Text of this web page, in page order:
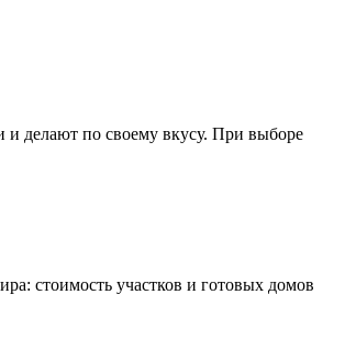
и делают по своему вкусу. При выборе
стоимость участков и готовых домов